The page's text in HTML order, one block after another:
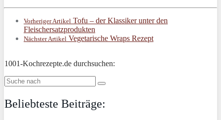
Vorheriger Artikel Tofu – der Klassiker unter den
Fleischersatzprodukten
Nächster Artikel Vegetarische Wraps Rezept
1001-Kochrezepte.de durchsuchen:
Beliebteste Beiträge: